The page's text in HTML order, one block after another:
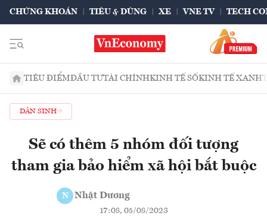
CHỨNG KHOÁN TIÊU & DÙNG XE VNE TV TECH
TIÊU ĐIỂMĐẦU TƯTÀI CHÍNHKINH TẾ SỐKINH TẾ XANH
DÂN SINH
Sẽ có thêm 5 nhóm đối tượng
tham gia bảo hiểm xã hội bắt buộc
N Nhật Dương
17:08, 05/08/2023